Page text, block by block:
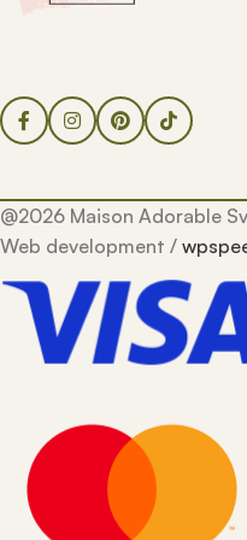
@2026 Maison Adorable
Web development /